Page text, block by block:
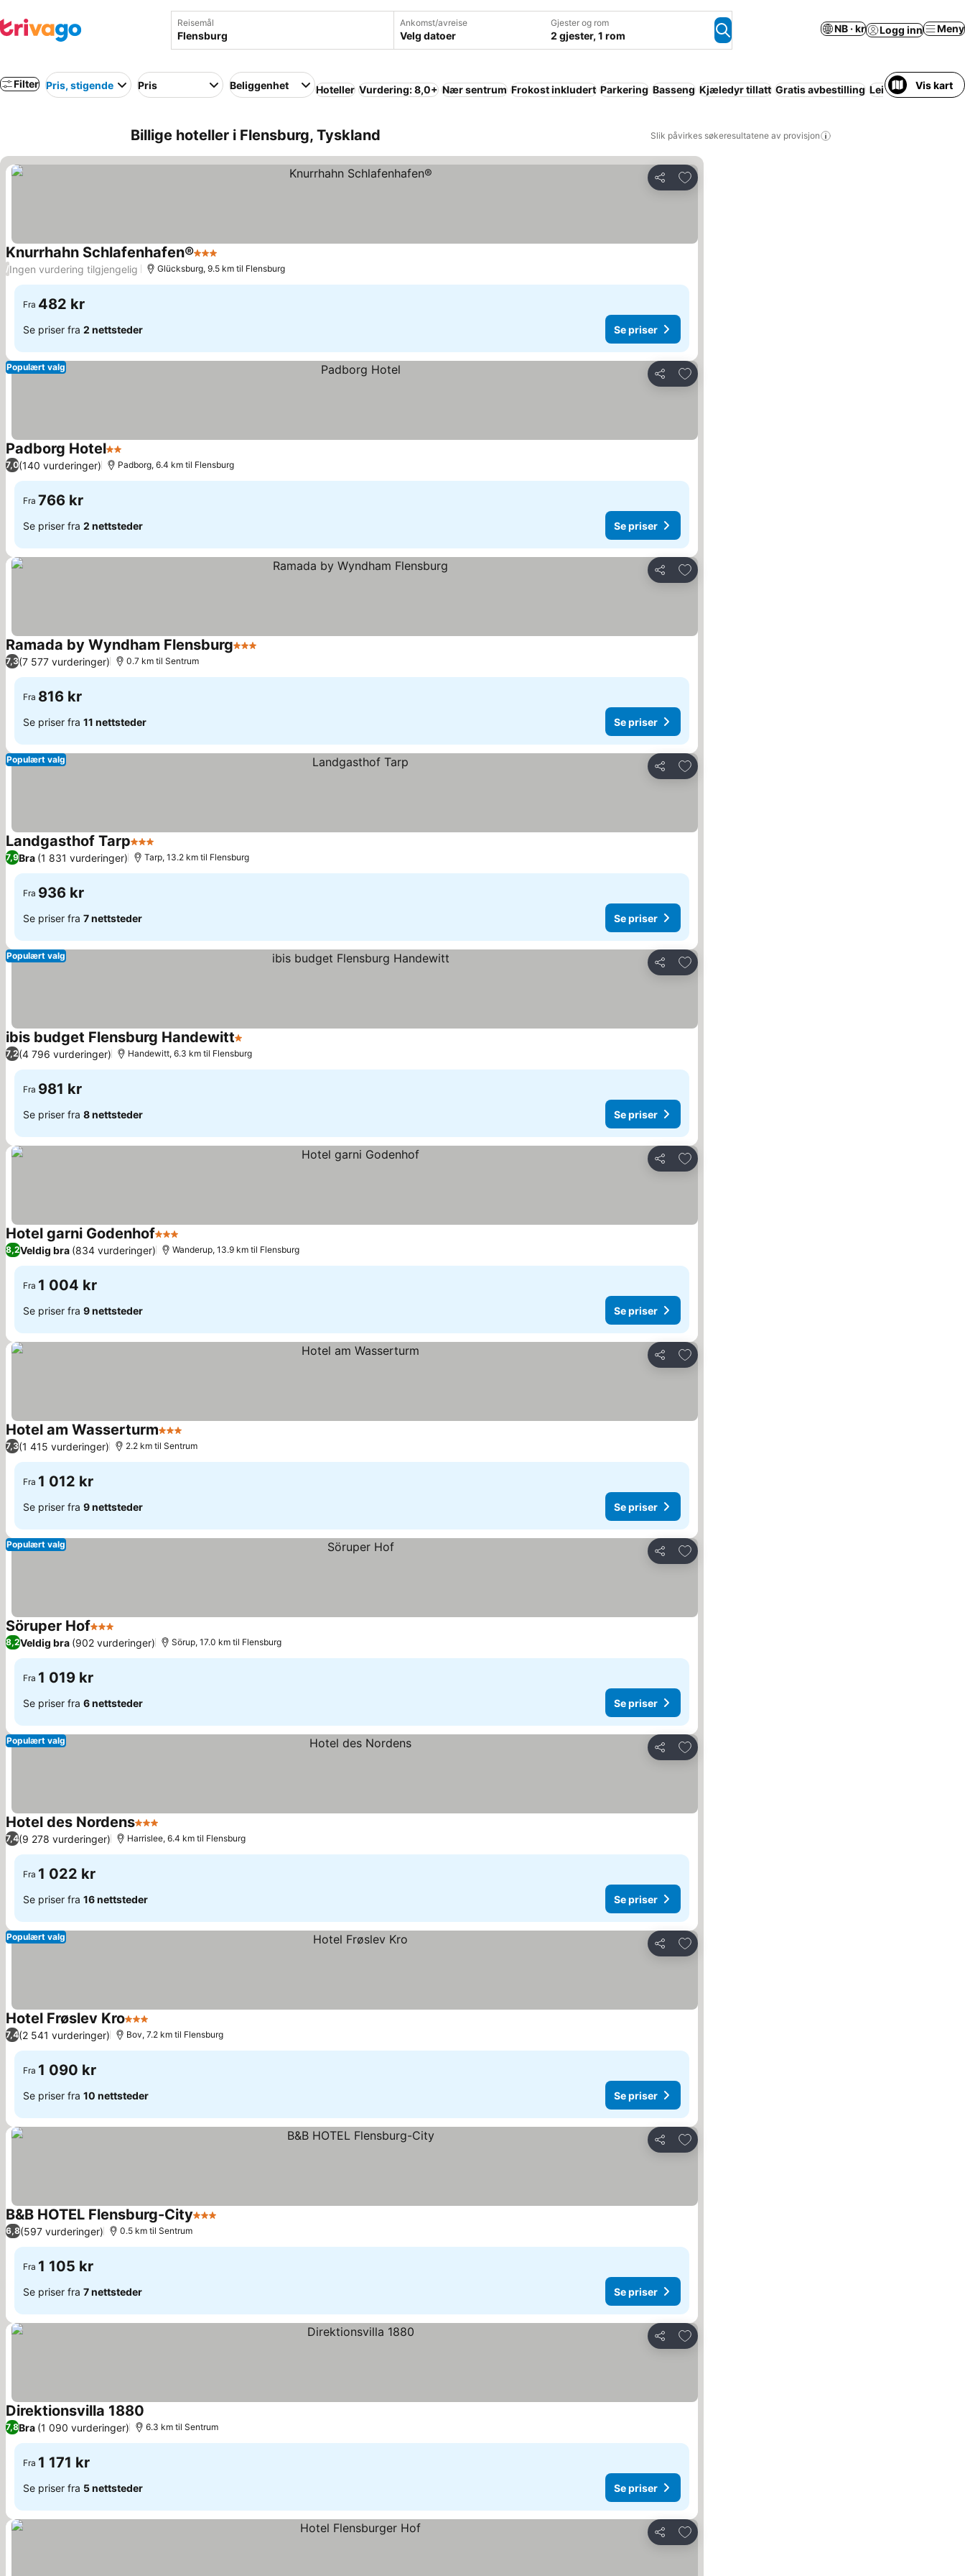
Reisemål Ankomst/avreise
Velg datoer
Gjester og rom
2 gjester, 1 rom
NB · kr Logg inn Meny
Filter Pris, stigende Pris Beliggenhet Hoteller Vurdering: 8,0+ Nær sentrum Frokost inkludert Parkering Basseng Kjæledyr tillatt Gratis avbestilling Leilighetshotell
Vis kart
Billige hoteller i Flensburg, Tyskland Slik påvirkes søkeresultatene av provisjon
Del
Legg til i favoritter
Knurrhahn Schlafenhafen®3 Stjerner
/Ingen vurdering tilgjengelig Glücksburg, 9.5 km til Flensburg
Fra 482 kr
Se priser fra 2 nettsteder Se priser
Del
Legg til i favoritter
Populært valg
Padborg Hotel2 Stjerner
7,0(140 vurderinger) Padborg, 6.4 km til Flensburg
Fra 766 kr
Se priser fra 2 nettsteder Se priser
Del
Legg til i favoritter
Ramada by Wyndham Flensburg3 Stjerner
7,3(7 577 vurderinger) 0.7 km til Sentrum
Fra 816 kr
Se priser fra 11 nettsteder Se priser
Del
Legg til i favoritter
Populært valg
Landgasthof Tarp3 Stjerner
7,9Bra (1 831 vurderinger) Tarp, 13.2 km til Flensburg
Fra 936 kr
Se priser fra 7 nettsteder Se priser
Del
Legg til i favoritter
Populært valg
ibis budget Flensburg Handewitt1 Stjerner
7,2(4 796 vurderinger) Handewitt, 6.3 km til Flensburg
Fra 981 kr
Se priser fra 8 nettsteder Se priser
Del
Legg til i favoritter
Hotel garni Godenhof3 Stjerner
8,2Veldig bra (834 vurderinger) Wanderup, 13.9 km til Flensburg
Fra 1 004 kr
Se priser fra 9 nettsteder Se priser
Del
Legg til i favoritter
Hotel am Wasserturm3 Stjerner
7,3(1 415 vurderinger) 2.2 km til Sentrum
Fra 1 012 kr
Se priser fra 9 nettsteder Se priser
Del
Legg til i favoritter
Populært valg
Söruper Hof3 Stjerner
8,2Veldig bra (902 vurderinger) Sörup, 17.0 km til Flensburg
Fra 1 019 kr
Se priser fra 6 nettsteder Se priser
Del
Legg til i favoritter
Populært valg
Hotel des Nordens3 Stjerner
7,4(9 278 vurderinger) Harrislee, 6.4 km til Flensburg
Fra 1 022 kr
Se priser fra 16 nettsteder Se priser
Del
Legg til i favoritter
Populært valg
Hotel Frøslev Kro3 Stjerner
7,4(2 541 vurderinger) Bov, 7.2 km til Flensburg
Fra 1 090 kr
Se priser fra 10 nettsteder Se priser
Del
Legg til i favoritter
B&B HOTEL Flensburg-City3 Stjerner
6,8(597 vurderinger) 0.5 km til Sentrum
Fra 1 105 kr
Se priser fra 7 nettsteder Se priser
Del
Legg til i favoritter
Direktionsvilla 1880
7,8Bra (1 090 vurderinger) 6.3 km til Sentrum
Fra 1 171 kr
Se priser fra 5 nettsteder Se priser
Del
Legg til i favoritter